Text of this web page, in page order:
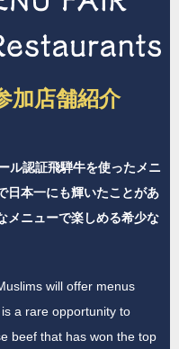
加店舗紹介
ル認証飛騨牛を使ったメニ
日本一にも輝いたことがあ
メニューで楽しめる希少な
will offer menus
a rare opportunity to
beef that has won the top